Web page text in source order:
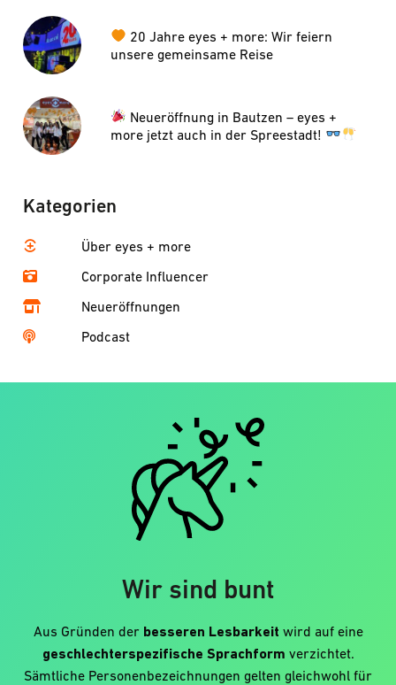
20 Jahre eyes + more: Wir feiern
unsere gemeinsame Reise
Neueröffnung in Bautzen – eyes +
more jetzt auch in der Spreestadt!
Kategorien
Über eyes + more
Corporate Influencer
Neueröffnungen
Podcast
Wir sind bunt
Aus Gründen der besseren Lesbarkeit wird auf eine
geschlechterspezifische Sprachform verzichtet.
Sämtliche Personenbezeichnungen gelten gleichwohl für